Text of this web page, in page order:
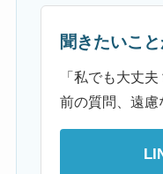
聞きたいこ
「私でも大丈
前の質問、遠慮